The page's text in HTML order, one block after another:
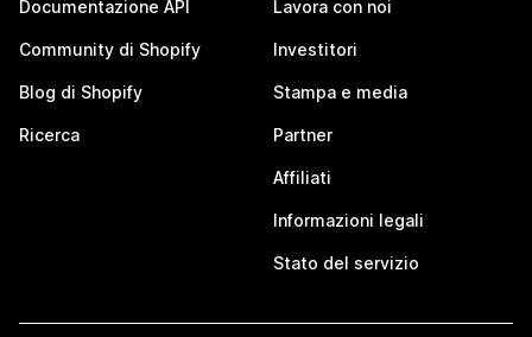
Documentazione API
Community di Shopify
Blog di Shopify
Ricerca
Lavora con noi
Investitori
Stampa e media
Partner
Affiliati
Informazioni legali
Stato del servizio